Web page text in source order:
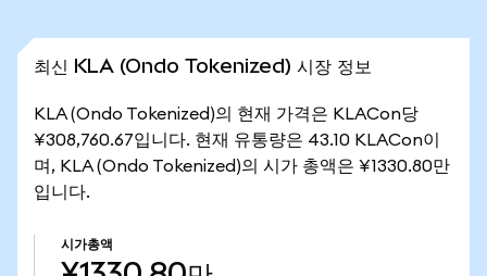
최신 KLA (Ondo Tokenized) 시장 정보
KLA (Ondo Tokenized)의 현재 가격은 KLACon당
¥308,760.67입니다. 현재 유통량은 43.10 KLACon이
며, KLA (Ondo Tokenized)의 시가 총액은 ¥1330.80만
입니다.
시가총액